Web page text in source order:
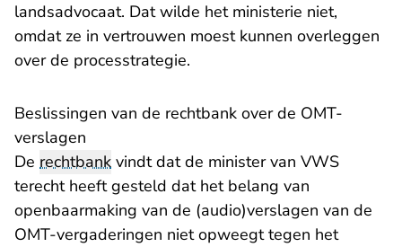
landsadvocaat. Dat wilde het ministerie niet,
omdat ze in vertrouwen moest kunnen overleggen
over de processtrategie.
Beslissingen van de rechtbank over de OMT-
verslagen
De rechtbank vindt dat de minister van VWS
terecht heeft gesteld dat het belang van
openbaarmaking van de (audio)verslagen van de
OMT-vergaderingen niet opweegt tegen het